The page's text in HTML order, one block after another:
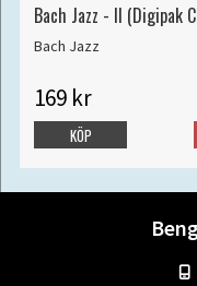
Bach Jazz - II (Digipak
Bach Jazz
169 kr
KÖP